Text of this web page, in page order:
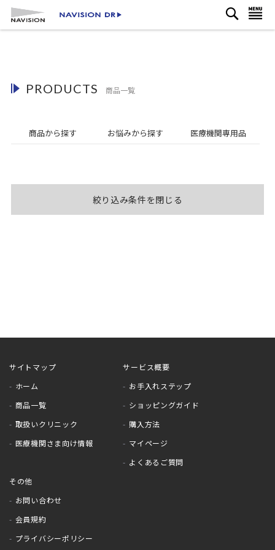
コ
ン
ス
検
索
PRODUCTS 商品一覧
商品から探す お悩みから探す 医療機関専用品
絞り込み条件を閉じる
サイトマップ
ホーム
商品一覧
取扱いクリニック
医療機関さま向け情報
サービス概要
お手入れステップ
ショッピングガイド
購入方法
マイページ
よくあるご質問
その他
お問い合わせ
会員規約
プライバシーポリシー